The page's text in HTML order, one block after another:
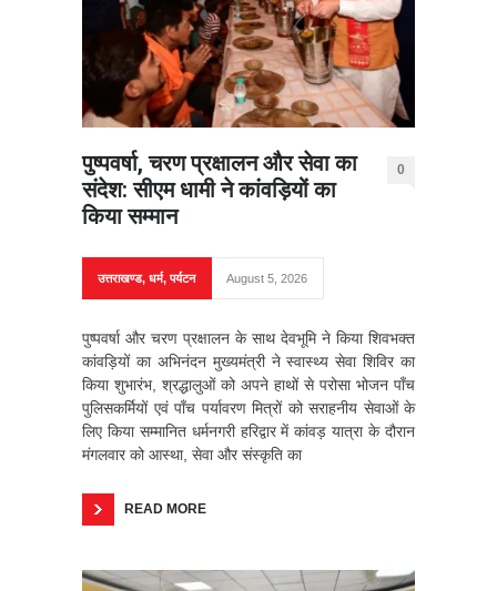
पुष्पवर्षा, चरण प्रक्षालन और सेवा का
संदेश: सीएम धामी ने कांवड़ियों का
किया सम्मान
0
उत्तराखण्ड, धर्म,पर्यटन August 5, 2026
पुष्पवर्षा और चरण प्रक्षालन के साथ देवभूमि ने किया शिवभक्त
कांवड़ियों का अभिनंदन मुख्यमंत्री ने स्वास्थ्य सेवा शिविर का
किया शुभारंभ, श्रद्धालुओं को अपने हाथों से परोसा भोजन पाँच
पुलिसकर्मियों एवं पाँच पर्यावरण मित्रों को सराहनीय सेवाओं के
लिए किया सम्मानित धर्मनगरी हरिद्वार में कांवड़ यात्रा के दौरान
मंगलवार को आस्था, सेवा और संस्कृति का
READ MORE